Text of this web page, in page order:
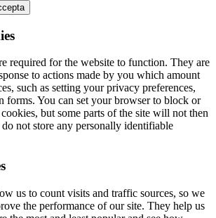
required for the website to function. They are
to actions made by you which amount
such as setting your privacy preferences,
You can set your browser to block or
but some parts of the site will not then
not store any personally identifiable
us to count visits and traffic sources, so we
the performance of our site. They help us